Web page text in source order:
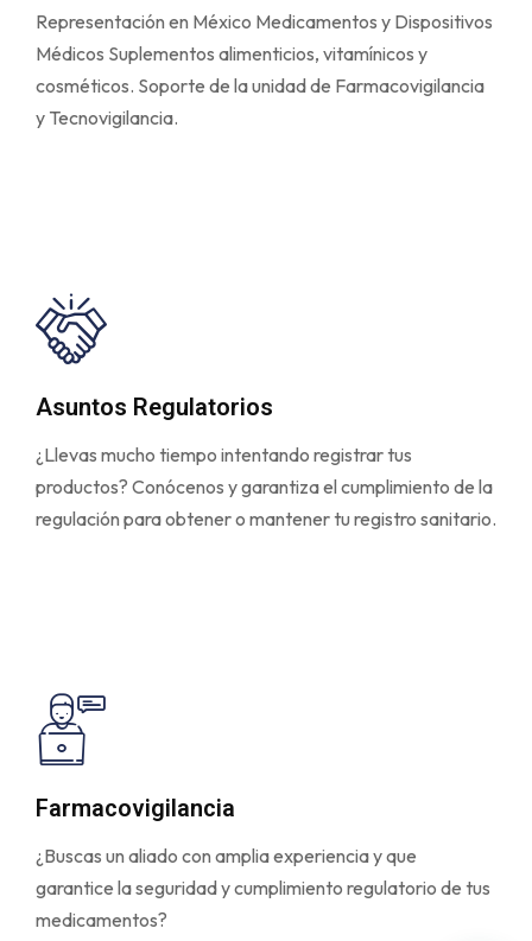
Representación en México Medicamentos y Dispositivos
Médicos Suplementos alimenticios, vitamínicos y
cosméticos. Soporte de la unidad de Farmacovigilancia
y Tecnovigilancia.
Asuntos Regulatorios
¿Llevas mucho tiempo intentando registrar tus
productos? Conócenos y garantiza el cumplimiento de la
regulación para obtener o mantener tu registro sanitario.
Farmacovigilancia
¿Buscas un aliado con amplia experiencia y que
garantice la seguridad y cumplimiento regulatorio de tus
medicamentos?